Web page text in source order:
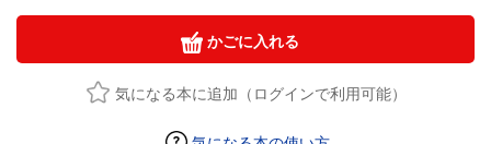
かごに入れる
気になる本に追加（ログインで利用可能）